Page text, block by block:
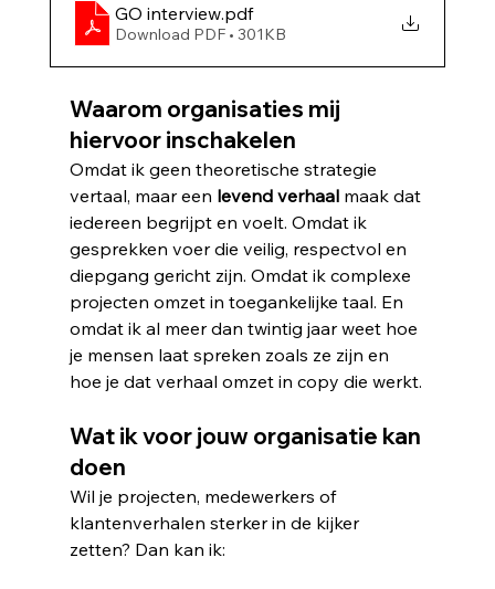
GO interview.pdf
Download PDF • 301KB
Waarom organisaties mij
hiervoor inschakelen
Omdat ik geen theoretische strategie
vertaal, maar een levend verhaal maak dat
iedereen begrijpt en voelt. Omdat ik
gesprekken voer die veilig, respectvol en
diepgang gericht zijn. Omdat ik complexe
projecten omzet in toegankelijke taal. En
omdat ik al meer dan twintig jaar weet hoe
je mensen laat spreken zoals ze zijn en
hoe je dat verhaal omzet in copy die werkt.
Wat ik voor jouw organisatie kan
doen
Wil je projecten, medewerkers of
klantenverhalen sterker in de kijker
zetten? Dan kan ik: